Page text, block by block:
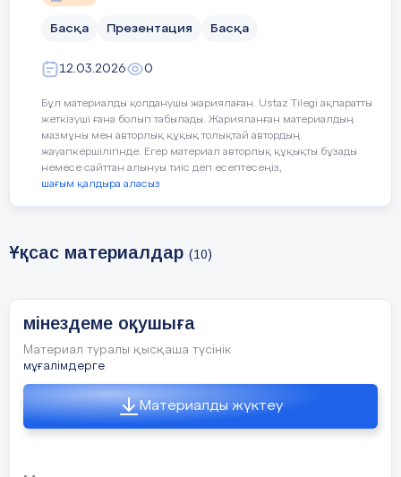
Тақырып бойынша
Тілдік мақсат
тарихы туралы
Жоспар
Сабақтың кезеңі Педагогтың әрекеті
Басқа Презентация Басқа
12.03.2026 0
Бұл материалды қолданушы жариялаған. Ustaz Tilegi ақпаратты
жеткізуші ғана болып табылады. Жарияланған материалдың
мазмұны мен авторлық құқық толықтай автордың
жауапкершілігінде. Егер материал авторлық құқықты бұзады
немесе сайттан алынуы тиіс деп есептесеңіз,
шағым қалдыра аласыз
Ұқсас материалдар (10)
мінездеме оқушыға
Материал туралы қысқаша түсінік
мұғалімдерге
Материалды жүктеу